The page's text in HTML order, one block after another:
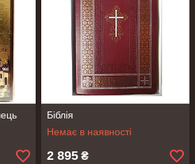
Біблія
Немає в наявності
2 895 ₴